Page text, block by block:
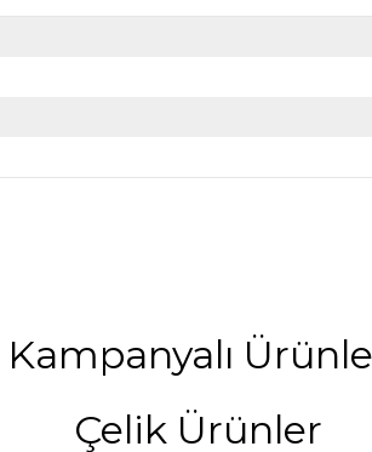
Kampanyalı
Çelik Ürünler